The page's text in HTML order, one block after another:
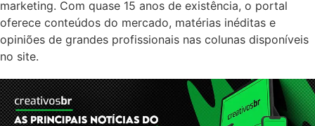
marketing. Com quase 15 anos de existência, o portal
oferece conteúdos do mercado, matérias inéditas e
opiniões de grandes profissionais nas colunas disponíveis
no site.